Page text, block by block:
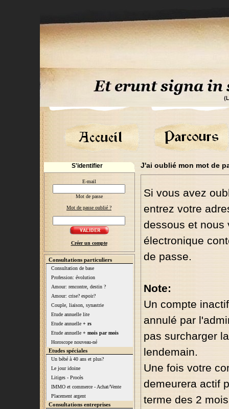
S'identifier
E-mail
Mot de passe
Mot de passe oublié ?
Créer un compte
Consultations particuliers
Consultation de base
Profession: évolution
Amour: rencontre, destin ?
Amour: crise? espoir?
Couple, liaison, synastrie
Etude annuelle lite
Etude annuelle + rs
Etude annuelle + mois par mois
Horoscope nouveau-né
Etudes spéciales
Un bébé à 40 ans et plus?
Le jour idoine
Litiges - Procès
IMMO et commerce - Achat/Vente
Placement argent
Consultations entreprises
J'ai oublié mon mot de
Si vous avez
entrez votre
dessous et nous
électronique
de passe.
Note:
Un compte
annulé par
pas surcharger
lendemain.
Une fois votre
demeurera actif
terme des 2